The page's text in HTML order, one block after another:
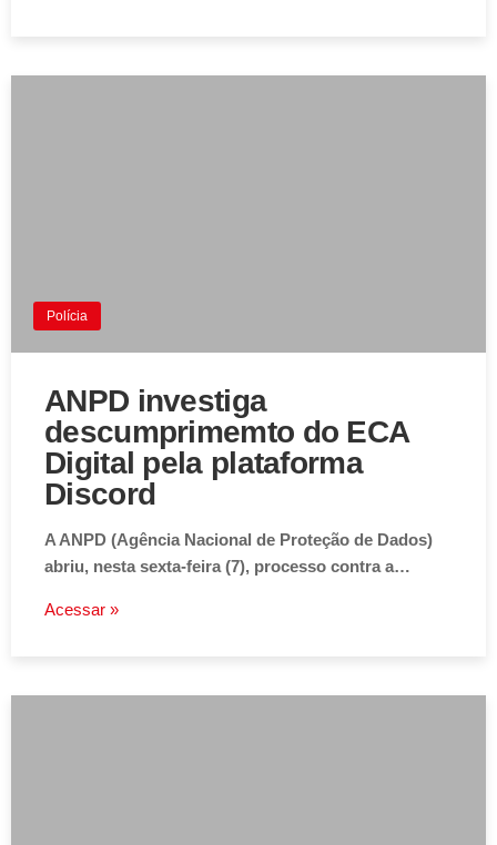
Polícia
ANPD investiga
descumprimemto do ECA
Digital pela plataforma
Discord
A ANPD (Agência Nacional de Proteção de Dados)
abriu, nesta sexta-feira (7), processo contra a…
Acessar »